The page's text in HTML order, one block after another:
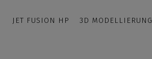
JET FUSION HP 3D MODELLIERUNG